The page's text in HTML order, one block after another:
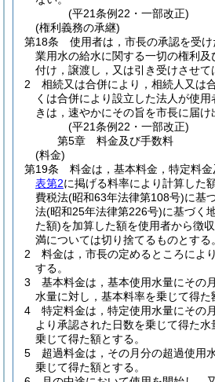
(平21条例22・一部改正)
(権利義務の承継)
第18条
使用者は，市長の承認を受
業用水の給水に関する一切の権利及
付け，譲渡し，又は引き受けさせて
2
相続又は合併により，相続人又は
くは合併により設立した法人が使用
きは，速やかにその旨を市長に届け
(平21条例22・一部改正)
第5章
料金及び手数料
(料金)
第19条
料金は，基本料金，特定料金
表第2に掲げる料率により計算した
費税法(昭和63年法律第108号)に基
法(昭和25年法律第226号)に基づく
た額)を加算した額を使用者から徴収
満については切り捨てるものとする。
2
料金は，市長の定めるところによ
する。
3
基本料金は，基本使用水量にその
水量に対し，基本料率を乗じて得た
4
特定料金は，特定使用水量にその
より承認された日数を乗じて得た
乗じて得た額とする。
5
超過料金は，その月分の超過使用
乗じて得た額とする。